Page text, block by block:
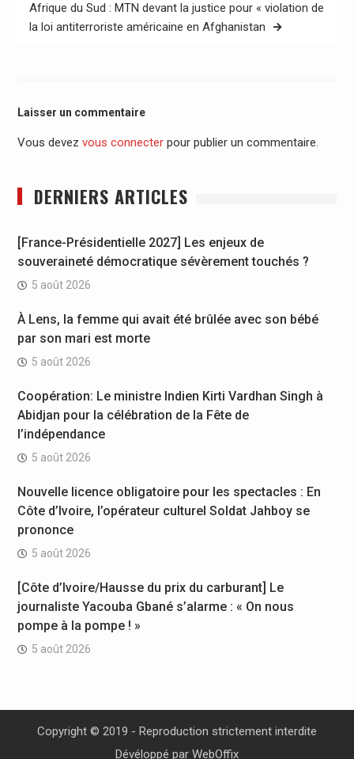
Afrique du Sud : MTN devant la justice pour « violation de
la loi antiterroriste américaine en Afghanistan
Laisser un commentaire
Vous devez vous connecterpour publier un commentaire.
DERNIERS ARTICLES
[France-Présidentielle 2027] Les enjeux de
souveraineté démocratique sévèrement touchés ?
5 août 2026
À Lens, la femme qui avait été brûlée avec son bébé
par son mari est morte
5 août 2026
Coopération: Le ministre Indien Kirti Vardhan Singh à
Abidjan pour la célébration de la Fête de
l’indépendance
5 août 2026
Nouvelle licence obligatoire pour les spectacles : En
Côte d’Ivoire, l’opérateur culturel Soldat Jahboy se
prononce
5 août 2026
[Côte d’Ivoire/Hausse du prix du carburant] Le
journaliste Yacouba Gbané s’alarme : « On nous
pompe à la pompe ! »
5 août 2026
Copyright © 2019 - Reproduction strictement interdite
Dévéloppé par WebOffix